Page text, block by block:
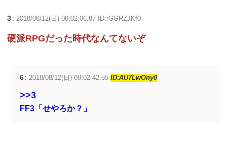
3 : 2018/08/12(日) 08:02:06.87 ID:rGGRZJKf0
硬派RPGだった時代なんてないぞ
6 : 2018/08/12(日) 08:02:42.55ID:AU7LwOny0
>>3
FF3「せやろか？」